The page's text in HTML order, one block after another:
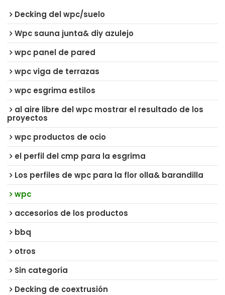
Decking del wpc/suelo
Wpc sauna junta& diy azulejo
wpc panel de pared
wpc viga de terrazas
wpc esgrima estilos
al aire libre del wpc mostrar el resultado de los
proyectos
wpc productos de ocio
el perfil del cmp para la esgrima
Los perfiles de wpc para la flor olla& barandilla
wpc
accesorios de los productos
bbq
otros
Sin categoría
Decking de coextrusión